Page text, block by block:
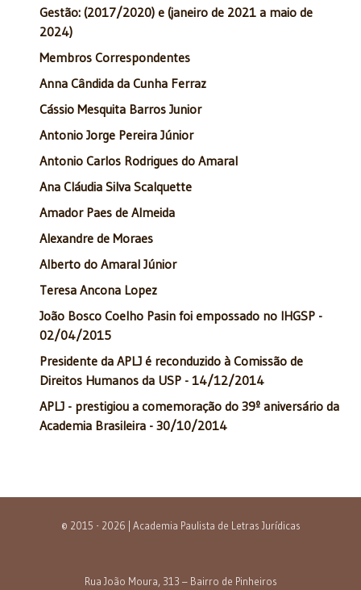
Gestão: (2017/2020) e (janeiro de 2021 a maio de
2024)
Membros Correspondentes
Anna Cândida da Cunha Ferraz
Cássio Mesquita Barros Junior
Antonio Jorge Pereira Júnior
Antonio Carlos Rodrigues do Amaral
Ana Cláudia Silva Scalquette
Amador Paes de Almeida
Alexandre de Moraes
Alberto do Amaral Júnior
Teresa Ancona Lopez
João Bosco Coelho Pasin foi empossado no IHGSP -
02/04/2015
Presidente da APLJ é reconduzido à Comissão de
Direitos Humanos da USP - 14/12/2014
APLJ - prestigiou a comemoração do 39º aniversário da
Academia Brasileira - 30/10/2014
© 2015 - 2026 | Academia Paulista de Letras Jurídicas
Rua João Moura, 313 – Bairro de Pinheiros